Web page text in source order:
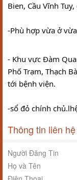
Bien, Cầu Vĩnh
-Phù hợp vừa ở
- Khu vực Đàm
Phố Trạm, Thạch
tới bệnh viện.
-sổ đỏ chính
Thông tin liên hệ
Người Đăng Tin
Họ và Tên